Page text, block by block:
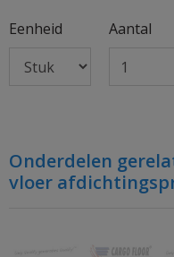
Eenheid
Aantal
Onderdelen
vloer